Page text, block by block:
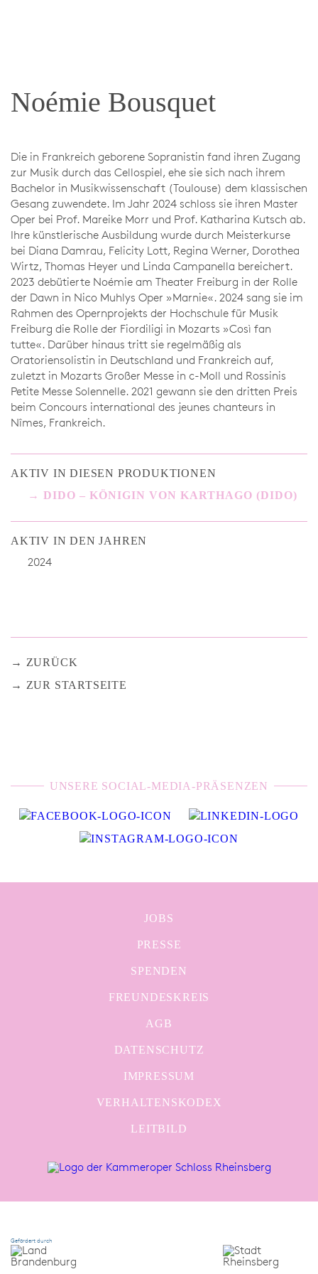
Noémie Bousquet
Die in Frankreich geborene Sopranistin fand ihren Zugang
zur Musik durch das Cellospiel, ehe sie sich nach ihrem
Bachelor in Musikwissenschaft (Toulouse) dem klassischen
Gesang zuwendete. Im Jahr 2024 schloss sie ihren Master
Oper bei Prof. Mareike Morr und Prof. Katharina Kutsch ab.
Ihre künstlerische Ausbildung wurde durch Meisterkurse
bei Diana Damrau, Felicity Lott, Regina Werner, Dorothea
Wirtz, Thomas Heyer und Linda Campanella bereichert.
2023 debütierte Noémie am Theater Freiburg in der Rolle
der Dawn in Nico Muhlys Oper »Marnie«. 2024 sang sie im
Rahmen des Opernprojekts der Hochschule für Musik
Freiburg die Rolle der Fiordiligi in Mozarts »Così fan
tutte«. Darüber hinaus tritt sie regelmäßig als
Oratoriensolistin in Deutschland und Frankreich auf,
zuletzt in Mozarts Großer Messe in c-Moll und Rossinis
Petite Messe Solennelle. 2021 gewann sie den dritten Preis
beim Concours international des jeunes chanteurs in
Nîmes, Frankreich.
AKTIV IN DIESEN PRODUKTIONEN
DIDO – KÖNIGIN VON KARTHAGO (DIDO)
AKTIV IN DEN JAHREN
2024
ZURÜCK
ZUR STARTSEITE
UNSERE SOCIAL-MEDIA-PRÄSENZEN
JOBS
PRESSE
SPENDEN
FREUNDESKREIS
AGB
DATENSCHUTZ
IMPRESSUM
VERHALTENSKODEX
LEITBILD
Gefördert durch